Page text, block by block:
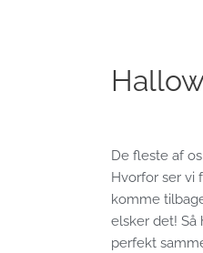
De fleste af
Hvorfor ser vi
komme
elsker det! Så
perfekt